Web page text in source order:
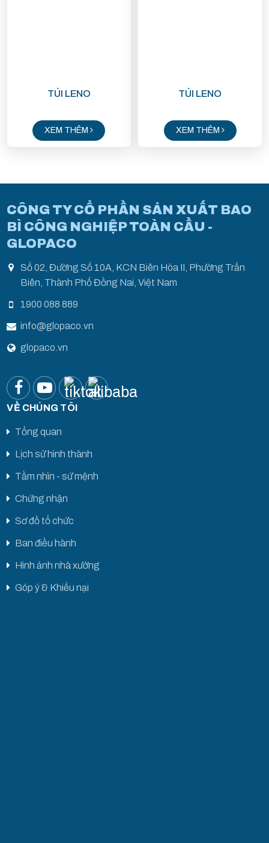
TÚI LENO
XEM THÊM
TÚI LENO
XEM THÊM
CÔNG TY CỔ PHẦN SẢN XUẤT BAO
BÌ CÔNG NGHIỆP TOÀN CẦU -
GLOPACO
Số 02, Đường Số 10A, KCN Biên Hòa II, Phường Trấn
Biên, Thành Phố Đồng Nai, Việt Nam
1900 088 889
info@glopaco.vn
glopaco.vn
VỀ CHÚNG TÔI
Tổng quan
Lịch sử hình thành
Tầm nhìn - sứ mệnh
Chứng nhận
Sơ đồ tổ chức
Ban điều hành
Hình ảnh nhà xưởng
Góp ý & Khiếu nại